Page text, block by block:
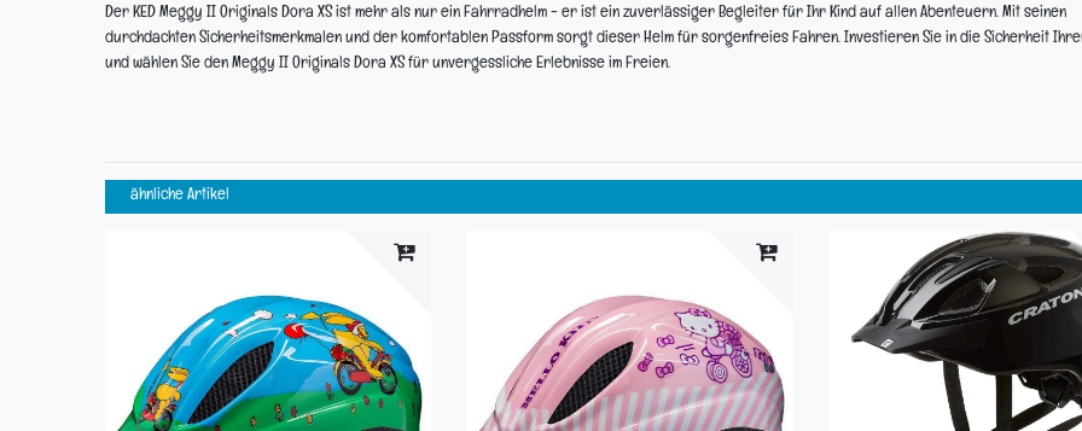
Der KED Meggy II Originals Dora XS ist mehr als nur ein Fahrradhelm - er ist ein zuverlässiger Begleiter für Ihr Kind auf allen Abenteuern. Mit seinen
durchdachten Sicherheitsmerkmalen und der komfortablen Passform sorgt dieser Helm für sorgenfreies Fahren. Investieren Sie in die Sicherheit
und wählen Sie den Meggy II Originals Dora XS für unvergessliche Erlebnisse im Freien.
ähnliche Artikel